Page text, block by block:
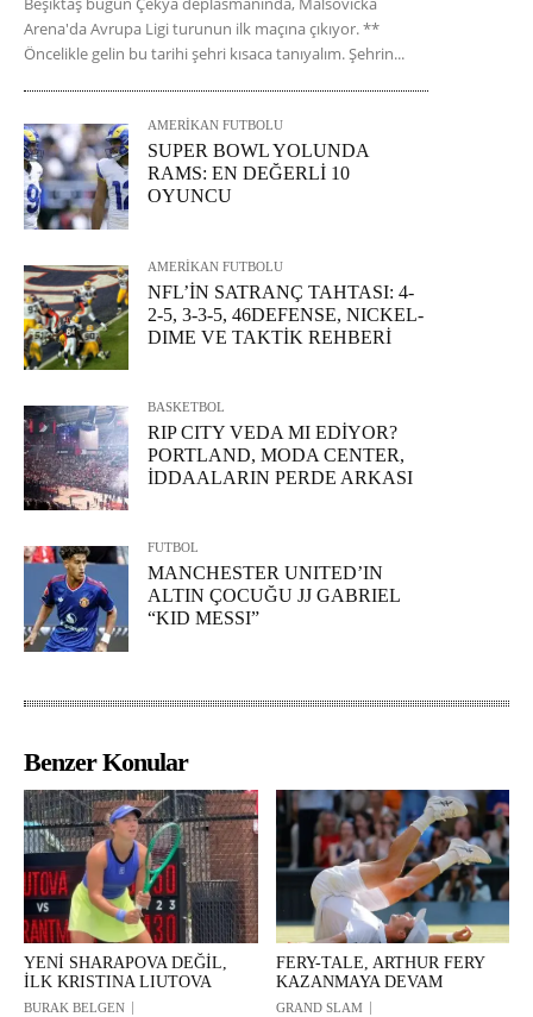
Arena'da Avrupa Ligi turunun ilk maçına çıkıyor. **
Öncelikle gelin bu tarihi şehri kısaca tanıyalım. Şehrin...
AMERİKAN FUTBOLU
SUPER BOWL YOLUNDA
RAMS: EN DEĞERLİ 10
OYUNCU
AMERİKAN FUTBOLU
NFL’İN SATRANÇ TAHTASI: 4-
2-5, 3-3-5, 46DEFENSE, NICKEL-
DIME VE TAKTİK REHBERİ
BASKETBOL
RIP CITY VEDA MI EDİYOR?
PORTLAND, MODA CENTER,
İDDAALARIN PERDE ARKASI
FUTBOL
MANCHESTER UNITED’IN
ALTIN ÇOCUĞU JJ GABRIEL
“KID MESSI”
Benzer Konular
YENİ SHARAPOVA DEĞİL,
İLK KRISTINA LIUTOVA
BURAK BELGEN
FERY-TALE, ARTHUR FERY
KAZANMAYA DEVAM
GRAND SLAM